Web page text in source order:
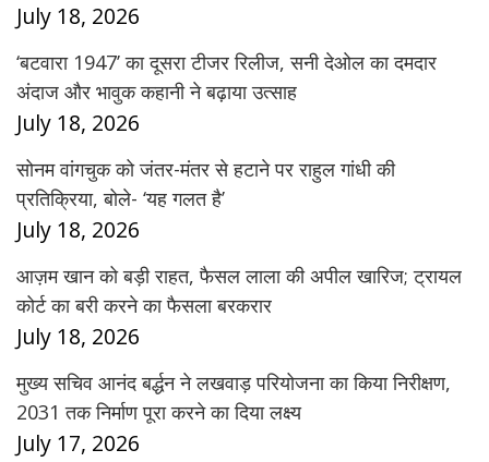
July 18, 2026
‘बटवारा 1947’ का दूसरा टीजर रिलीज, सनी देओल का दमदार
अंदाज और भावुक कहानी ने बढ़ाया उत्साह
July 18, 2026
सोनम वांगचुक को जंतर-मंतर से हटाने पर राहुल गांधी की
प्रतिक्रिया, बोले- ‘यह गलत है’
July 18, 2026
आज़म खान को बड़ी राहत, फैसल लाला की अपील खारिज; ट्रायल
कोर्ट का बरी करने का फैसला बरकरार
July 18, 2026
मुख्य सचिव आनंद बर्द्धन ने लखवाड़ परियोजना का किया निरीक्षण,
2031 तक निर्माण पूरा करने का दिया लक्ष्य
July 17, 2026